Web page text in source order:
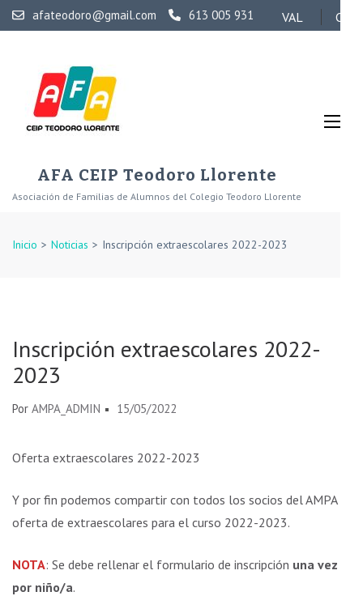
Saltar
al
(presiona
tecla
afateodoro@gmail.com 613 005 931
AFA CEIP Teodoro Llorente
Asociación de Familias de Alumnos del Colegio Teodoro Llorente
Inicio > Noticias > Inscripción extraescolares 2022-2023
Inscripción extraescolares 2022-
2023
Por AMPA_ADMIN 15/05/2022
Oferta extraescolares 2022-2023
Y por fin podemos compartir con todos los socios del AMPA la
oferta de extraescolares para el curso 2022-2023.
NOTA: Se debe rellenar el formulario de inscripción una vez
por niño/a.
VAL CAS